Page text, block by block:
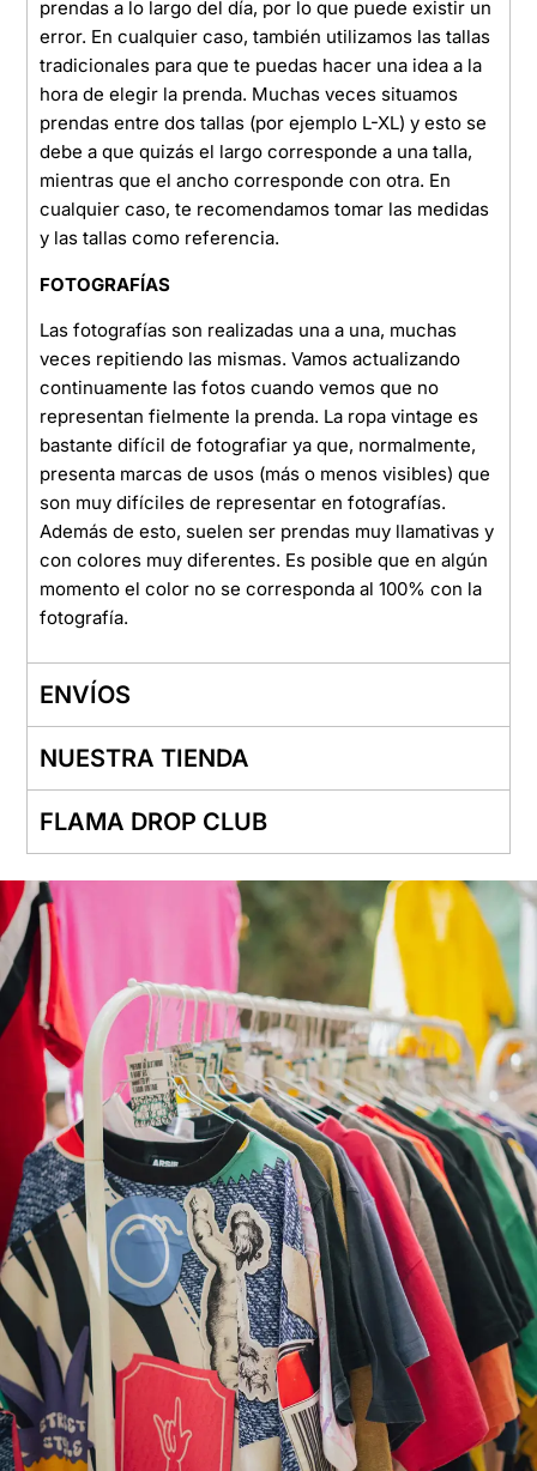
prendas a lo largo del día, por lo que puede existir un
error. En cualquier caso, también utilizamos las tallas
tradicionales para que te puedas hacer una idea a la
hora de elegir la prenda. Muchas veces situamos
prendas entre dos tallas (por ejemplo L-XL) y esto se
debe a que quizás el largo corresponde a una talla,
mientras que el ancho corresponde con otra. En
cualquier caso, te recomendamos tomar las medidas
y las tallas como referencia.
FOTOGRAFÍAS
Las fotografías son realizadas una a una, muchas
veces repitiendo las mismas. Vamos actualizando
continuamente las fotos cuando vemos que no
representan fielmente la prenda. La ropa vintage es
bastante difícil de fotografiar ya que, normalmente,
presenta marcas de usos (más o menos visibles) que
son muy difíciles de representar en fotografías.
Además de esto, suelen ser prendas muy llamativas y
con colores muy diferentes. Es posible que en algún
momento el color no se corresponda al 100% con la
fotografía.
ENVÍOS
NUESTRA TIENDA
FLAMA DROP CLUB